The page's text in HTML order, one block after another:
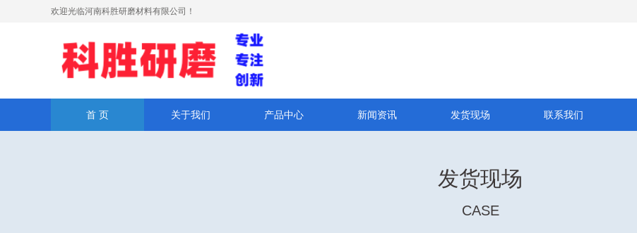
欢迎光临河南科胜研磨材料有限公司！
首 页 关于我们 产品中心 新闻资讯 发货现场 联系我们
发货现场
CASE